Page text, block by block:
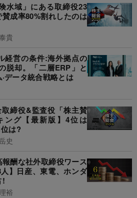
水域」にある取締役23
成率80%割れしたのは
貴
経営の条件:海外拠点の
脱却。「二層ERP」と
データ統合戦略とは
締役&監査役「株主賛
ング【最新版】4位は
は?
史
酬な社外取締役ワース
】日産、東電、ホンダ
!
裕